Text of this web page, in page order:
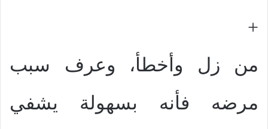
+
من زل وأخطأ، وعرف سبب
مرضه فأنه بسهولة يشفي